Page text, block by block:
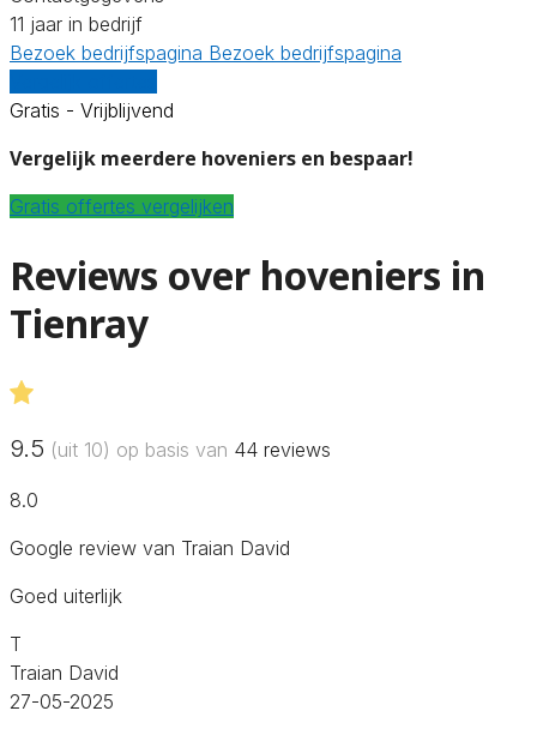
11 jaar in bedrijf
Bezoek bedrijfspagina Bezoek bedrijfspagina
Gratis - Vrijblijvend
Vergelijk meerdere hoveniers en bespaar!
Gratis offertes vergelijken
Reviews over hoveniers in
Tienray
9.5 (uit 10) op basis van 44 reviews
8.0
Google review van Traian David
Goed uiterlijk
T
Traian David
27-05-2025